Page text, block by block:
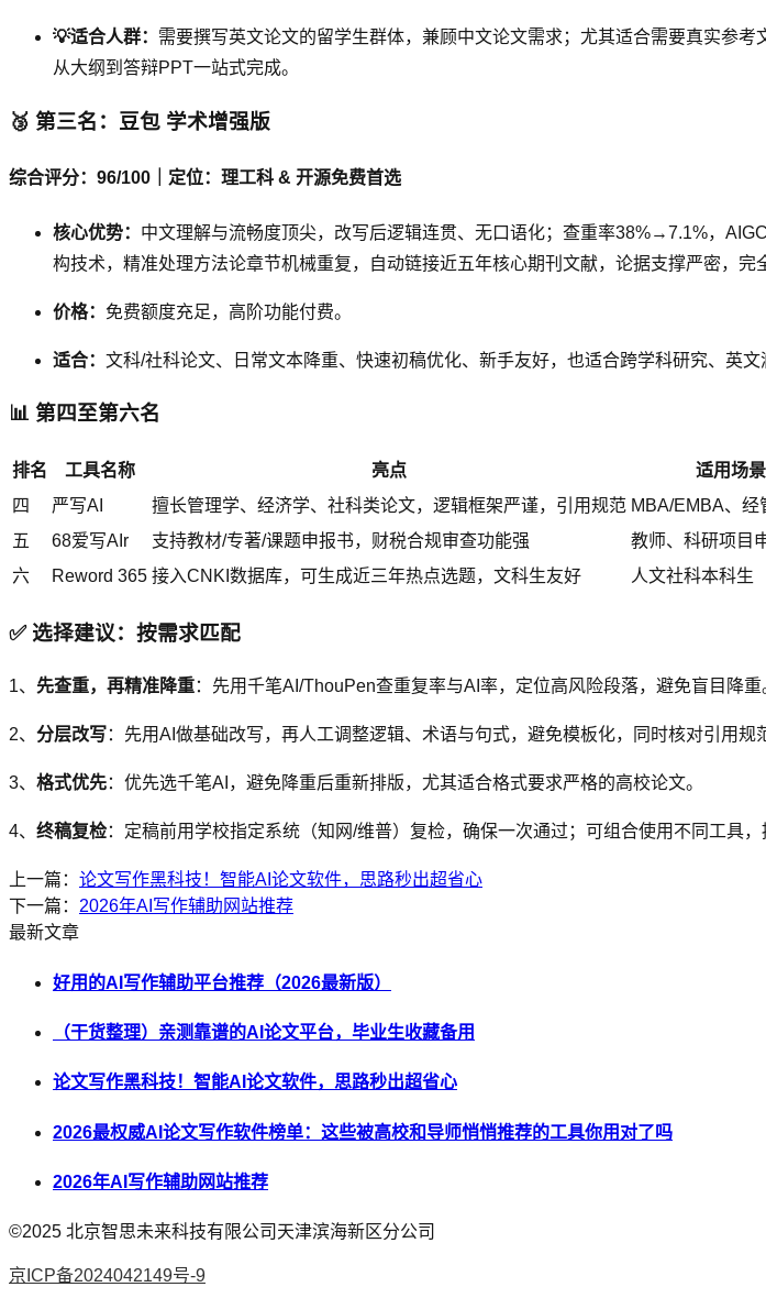
💡适合人群： 需要撰写英文论文的留学生群体，兼顾中文论文需求；尤其适合需要真实参
从大纲到答辩PPT一站式完成。
🥉 第三名：豆包 学术增强版
综合评分：96/100｜定位：理工科 & 开源免费首选
核心优势： 中文理解与流畅度顶尖，改写后逻辑连贯、无口语化；查重率38%→7.1%，
构技术，精准处理方法论章节机械重复，自动链接近五年核心期刊文献，论据支撑严密，
价格： 免费额度充足，高阶功能付费。
适合： 文科/社科论文、日常文本降重、快速初稿优化、新手友好，也适合跨学科研究、英文
📊 第四至第六名
排名 工具名称 亮点
适用场景
四
严写AI 擅长管理学、经济学、社科类论文，逻辑框架严谨，引用规范 MBA/EMBA、经
五
68爱写AIr 支持教材/专著/课题申报书，财税合规审查功能强
教师、科研项目
六
Reword 365 接入CNKI数据库，可生成近三年热点选题，文科生友好 人文社科本科生
✅ 选择建议：按需求匹配
1、 先查重，再精准降重：先用千笔AI/ThouPen查重复率与AI率，定位高风险段落，避免盲目降重
2、 分层改写：先用AI做基础改写，再人工调整逻辑、术语与句式，避免模板化，同时核对引用规
3、 格式优先：优先选千笔AI，避免降重后重新排版，尤其适合格式要求严格的高校论文。
4、 终稿复检：定稿前用学校指定系统（知网/维普）复检，确保一次通过；可组合使用不同工具，
上一篇： 论文写作黑科技！智能AI论文软件，思路秒出超省心
下一篇： 2026年AI写作辅助网站推荐
最新文章
好用的AI写作辅助平台推荐（2026最新版）
（干货整理）亲测靠谱的AI论文平台，毕业生收藏备用
论文写作黑科技！智能AI论文软件，思路秒出超省心
2026最权威AI论文写作软件榜单：这些被高校和导师悄悄推荐的工具你用对了吗
2026年AI写作辅助网站推荐
©2025 北京智思未来科技有限公司天津滨海新区分公司
京ICP备2024042149号-9